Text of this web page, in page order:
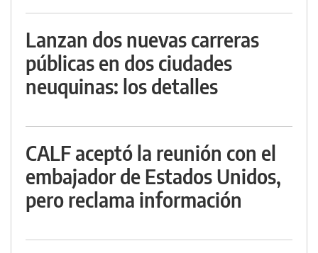
Lanzan dos nuevas carreras
públicas en dos ciudades
neuquinas: los detalles
CALF aceptó la reunión con el
embajador de Estados Unidos,
pero reclama información